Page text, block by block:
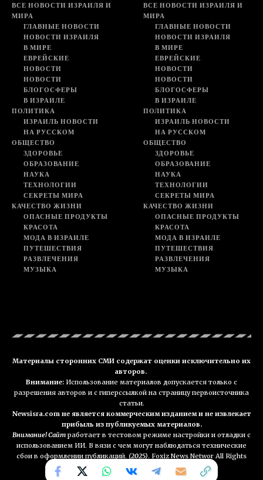
ВСЕ НОВОСТИ ИЗРАИЛЯ И
МИРА
ГЛАВНЫЕ НОВОСТИ
НОВОСТИ ИЗРАИЛЯ
В МИРЕ
ЕВРЕЙСКИЕ
НОВОСТИ
НОВОСТИ
БЛОГОСФЕРЫ
В ИЗРАИЛЕ
ПОЛИТИКА
ИЗРАИЛЬ НОВОСТИ
НА РУССКОМ
ОБЩЕСТВО
ЗДОРОВЬЕ
ОБРАЗОВАНИЕ
НАУКА
ТЕХНОЛОГИИ
СЕКРЕТЫ МИРА
КАЧЕСТВО ЖИЗНИ
ОПАСНЫЕ ПРОДУКТЫ
КРАСОТА
МОДА В ИЗРАИЛЕ
ПУТЕШЕСТВИЯ
РАЗВЛЕЧЕНИЯ
МУЗЫКА
ВСЕ НОВОСТИ ИЗРАИЛЯ И
МИРА
ГЛАВНЫЕ НОВОСТИ
НОВОСТИ ИЗРАИЛЯ
В МИРЕ
ЕВРЕЙСКИЕ
НОВОСТИ
НОВОСТИ
БЛОГОСФЕРЫ
В ИЗРАИЛЕ
ПОЛИТИКА
ИЗРАИЛЬ НОВОСТИ
НА РУССКОМ
ОБЩЕСТВО
ЗДОРОВЬЕ
ОБРАЗОВАНИЕ
НАУКА
ТЕХНОЛОГИИ
СЕКРЕТЫ МИРА
КАЧЕСТВО ЖИЗНИ
ОПАСНЫЕ ПРОДУКТЫ
КРАСОТА
МОДА В ИЗРАИЛЕ
ПУТЕШЕСТВИЯ
РАЗВЛЕЧЕНИЯ
МУЗЫКА
Материалы сторонних СМИ содержат оценки исключительно их
авторов.
Внимание: Использование материалов допускается только с
разрешения авторов и с гиперссылкой на страницу первоисточника
статьи.
Newsisra.com не является коммерческим изданием и не извлекает
прибыль из публикуемых материалов.
Внимание! Сайт работает в тестовом режиме настройки и отладки с
использованием ИИ. В вязи с чем могут наблюдаться технические
сбои в оформлении публикаций. (2025). Foxiz News Networ All Rights
Reserved. NEWSisra.com